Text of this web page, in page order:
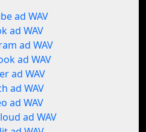
ad WAV
ad WAV
ad WAV
ad WAV
ad WAV
ad WAV
ad WAV
ad WAV